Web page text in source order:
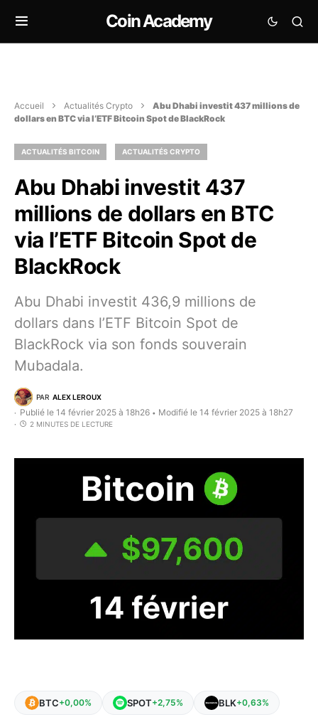
Coin Academy
Accueil Actualités Crypto
Abu Dhabi investit 437 millions de
dollars en BTC via l’ETF Bitcoin Spot de BlackRock
ACTUALITÉS BITCOIN ACTUALITÉS CRYPTO
Abu Dhabi investit 437
millions de dollars en BTC
via l’ETF Bitcoin Spot de
BlackRock
Abu Dhabi investit 436,9 millions de
dollars dans l’ETF Bitcoin Spot de
BlackRock via son fonds souverain
Mubadala.
PAR ALEX LEROUX
Publié le 14 février 2025 à 18h26 • Modifié le 14 février 2025 à 18h27
2 MINUTES DE LECTURE
BTC+0,00% SPOT+2,75% BLK+0,63%